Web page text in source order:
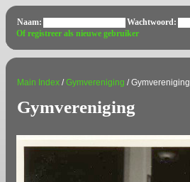
Naam:
Wachtwoord:
Of registreer als nieuwe gebruiker
Main Index /Gymvereniging / Gymvereniging
Gymvereniging